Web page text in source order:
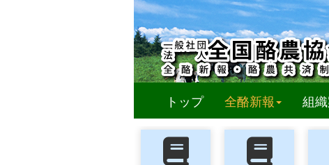
トップ 全酪新報(current)
組